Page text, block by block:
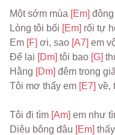
Một sớm mùa [Em]
Lòng tôi bối [Em] rối tự
Em [F] ơi, sao [A7] em
Để lại [Dm] tôi bao [G]
Hằng [Dm] đêm trong
Tôi mơ thấy em [E7] về,
Tôi đi tìm [Am] em như
Diêu bông đâu [Em]